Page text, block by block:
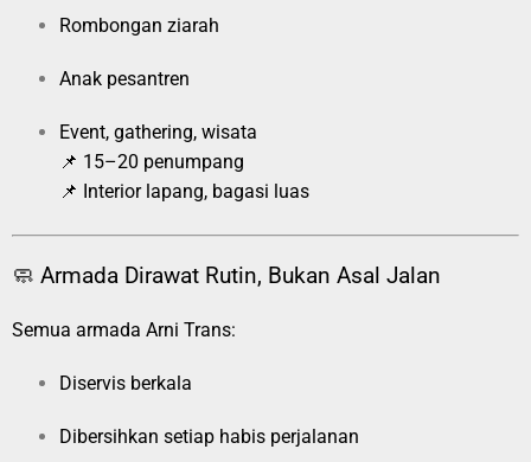
Rombongan ziarah
Anak pesantren
Event, gathering, wisata
📌 15–20 penumpang
📌 Interior lapang, bagasi luas
🧼 Armada Dirawat Rutin, Bukan Asal Jalan
Semua armada Arni Trans:
Diservis berkala
Dibersihkan setiap habis perjalanan